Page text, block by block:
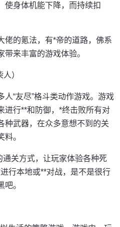
使身体机能下降，而持续扣
佬的氪法，有*帝的道路，佛系
来丰富的游戏体验。
）
人“友尽”格斗类动作游戏。游戏
进行**和防御，*终击败所有对
种武器，在众多意想不到的关
。
关方式，让玩家体验各种死
行本地或**对战，是不是很行
。